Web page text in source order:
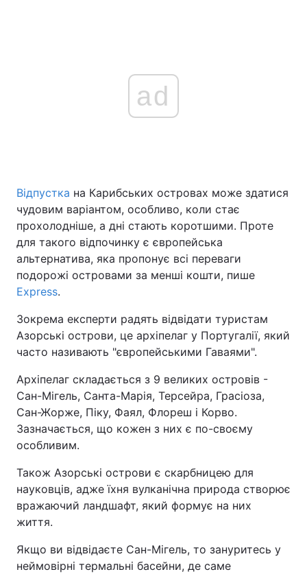
ad
Відпустка на Карибських островах може здатися
чудовим варіантом, особливо, коли стає
прохолодніше, а дні стають коротшими. Проте
для такого відпочинку є європейська
альтернатива, яка пропонує всі переваги
подорожі островами за менші кошти, пише
Express.
Зокрема експерти радять відвідати туристам
Азорські острови, це архіпелаг у Португалії, який
часто називають "європейськими Гаваями".
Архіпелаг складається з 9 великих островів -
Сан-Мігель, Санта-Марія, Терсейра, Грасіоза,
Сан-Жорже, Піку, Фаял, Флореш і Корво.
Зазначається, що кожен з них є по-своєму
особливим.
Також Азорські острови є скарбницею для
науковців, адже їхня вулканічна природа створює
вражаючий ландшафт, який формує на них
життя.
Якщо ви відвідаєте Сан-Мігель, то зануритесь у
неймовірні термальні басейни, де саме